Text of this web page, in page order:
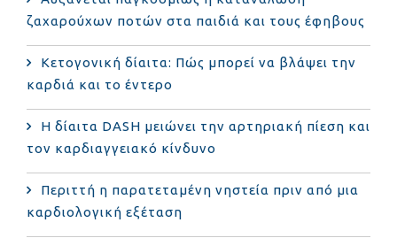
ζαχαρούχων ποτών στα παιδιά και τους έφηβους
Κετογονική δίαιτα: Πώς μπορεί να βλάψει την
καρδιά και το έντερο
Η δίαιτα DASH μειώνει την αρτηριακή πίεση και
τον καρδιαγγειακό κίνδυνο
Περιττή η παρατεταμένη νηστεία πριν από μια
καρδιολογική εξέταση